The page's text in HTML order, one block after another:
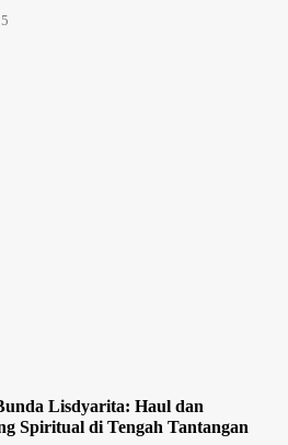
Lisdyarita: Haul dan
Spiritual di Tengah Tantangan